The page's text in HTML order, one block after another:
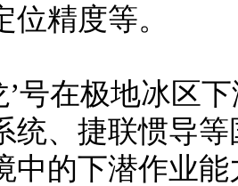
精度等。
在极地冰区下
统、捷联惯导
中的下潜作业